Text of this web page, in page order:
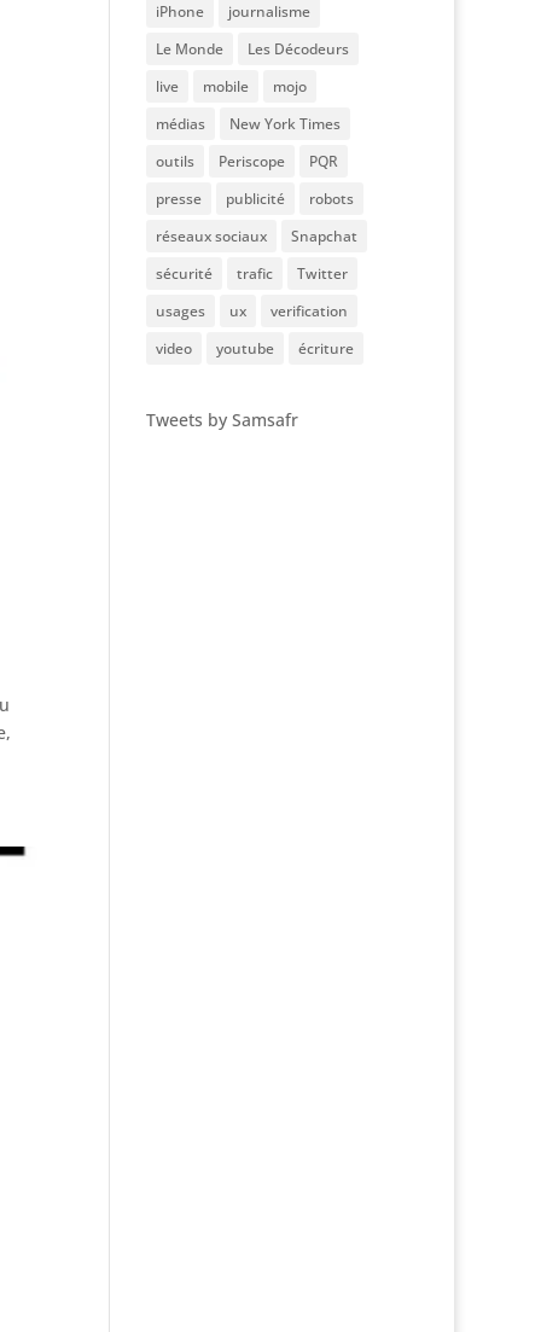
iPhone
journalisme
Le Monde
Les Décodeurs
live
mobile
mojo
médias
New York Times
outils
Periscope
PQR
presse
publicité
robots
réseaux sociaux
Snapchat
sécurité
trafic
Twitter
usages
ux
verification
video
youtube écriture
Tweets by Samsafr